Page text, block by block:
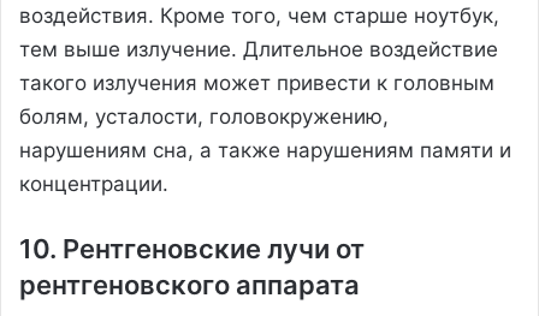
воздействия. Кроме того, чем старше ноутбук,
тем выше излучение. Длительное воздействие
такого излучения может привести к головным
болям, усталости, головокружению,
нарушениям сна, а также нарушениям памяти и
концентрации.
10. Рентгеновские лучи от
рентгеновского аппарата